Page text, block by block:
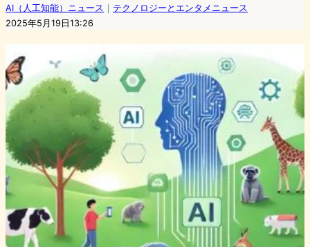
AI（人工知能）ニュース ｜ テクノロジーとエンタメニュース
2025年5月19日13:26